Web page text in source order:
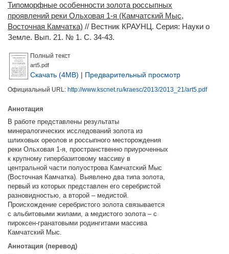
Типоморфные особенности золота россыпных
проявлений реки Ольховая 1-я (Камчатский Мыс,
Восточная Камчатка) // Вестник КРАУНЦ. Серия: Науки о
Земле. Вып. 21. № 1. С. 34-43.
Полный текст
art5.pdf
Скачать (4MB) | Предварительный просмотр
Официальный URL: http://www.kscnet.ru/kraesc/2013/2013_21/art5.pdf
Аннотация
В работе представлены результаты
минералогических исследований золота из
шлиховых ореолов и россыпного месторождения
реки Ольховая 1-я, пространственно приуроченных
к крупному гипербазитовому массиву в
центральной части полуострова Камчатский Мыс
(Восточная Камчатка). Выявлено два типа золота,
первый из которых представлен его серебристой
разновидностью, а второй – медистой.
Происхождение серебристого золота связывается
с альбитовыми жилами, а медистого золота – с
пироксен-гранатовыми родингитами массива
Камчатский Мыс.
Аннотация (перевод)